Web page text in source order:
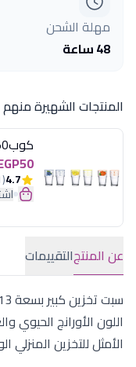
مهلة الشحن
48 ساعة
المنتجات الشهيرة منهم
كوب350مللى ورد هيريفين
4.7
(1)
عن المنتجالتقييمات
اللون الأورانج الحيوي
الأمثل للتخزين المنزلي